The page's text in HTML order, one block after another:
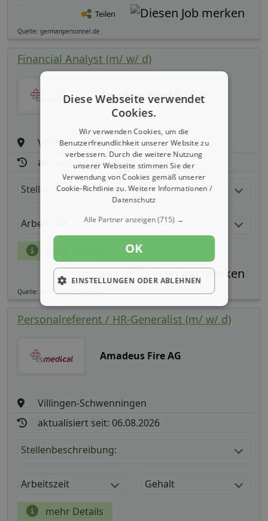
Teilen
Quelle: germanpersonnel.de
Financial Analyst (m/ w/ d)
Amadeus Fire AG
Villingen-Schwenningen
aktualisiert seit: 06.08.2026
Stellenbeschreibung:
Arbeitszeit Gehalt
Quelle: germanpersonnel.de
Personalreferent / HR-Generalist (m/ w/ d)
Amadeus Fire AG
Villingen-Schwenningen
aktualisiert seit: 06.08.2026
Stellenbeschreibung:
Arbeitszeit Gehalt
mehr Details
Diese Webseite verwendet
Cookies.
Wir verwenden Cookies, um die
Benutzerfreundlichkeit unserer Website zu
verbessern. Durch die weitere Nutzung
unserer Webseite stimmen Sie der
Verwendung von Cookies gemäß unserer
Cookie-Richtlinie zu.Weitere Informationen /
Datenschutz
Alle Partner anzeigen(715) →
OK
EINSTELLUNGEN ODER ABLEHNEN